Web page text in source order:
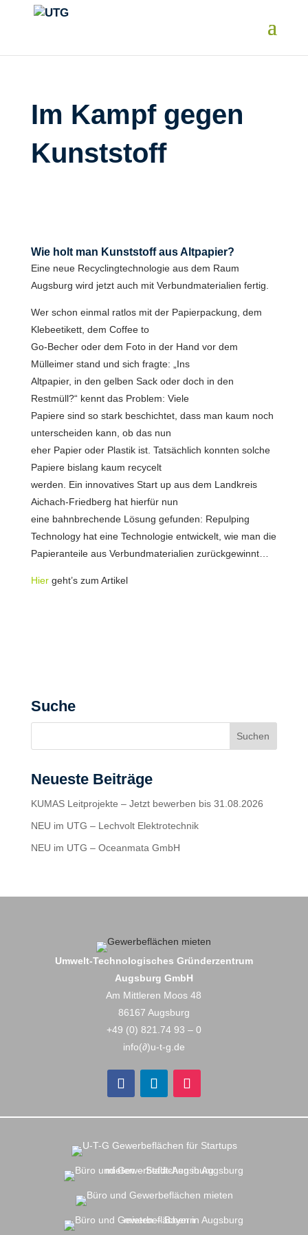
Im Kampf gegen
Kunststoff
Wie holt man Kunststoff aus Altpapier?
Eine neue Recyclingtechnologie aus dem Raum
Augsburg wird jetzt auch mit Verbundmaterialien fertig.
Wer schon einmal ratlos mit der Papierpackung, dem
Klebeetikett, dem Coffee to
Go-Becher oder dem Foto in der Hand vor dem
Mülleimer stand und sich fragte: „Ins
Altpapier, in den gelben Sack oder doch in den
Restmüll?“ kennt das Problem: Viele
Papiere sind so stark beschichtet, dass man kaum noch
unterscheiden kann, ob das nun
eher Papier oder Plastik ist. Tatsächlich konnten solche
Papiere bislang kaum recycelt
werden. Ein innovatives Start up aus dem Landkreis
Aichach-Friedberg hat hierfür nun
eine bahnbrechende Lösung gefunden: Repulping
Technology hat eine Technologie entwickelt, wie man die
Papieranteile aus Verbundmaterialien zurückgewinnt…
Hiergeht’s zum Artikel
Suche
Neueste Beiträge
KUMAS Leitprojekte – Jetzt bewerben bis 31.08.2026
NEU im UTG – Lechvolt Elektrotechnik
NEU im UTG – Oceanmata GmbH
Umwelt-Technologisches Gründerzentrum
Augsburg GmbH
Am Mittleren Moos 48
86167 Augsburg
+49 (0) 821.74 93 – 0
info(∂)u-t-g.de